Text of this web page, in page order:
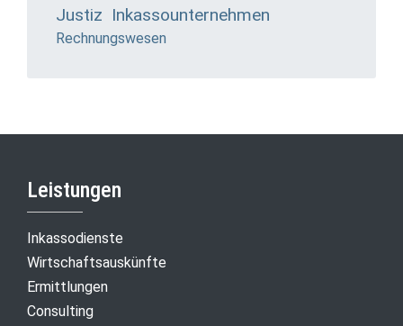
Justiz Inkassounternehmen
Rechnungswesen
Leistungen
Inkassodienste
Wirtschaftsauskünfte
Ermittlungen
Consulting